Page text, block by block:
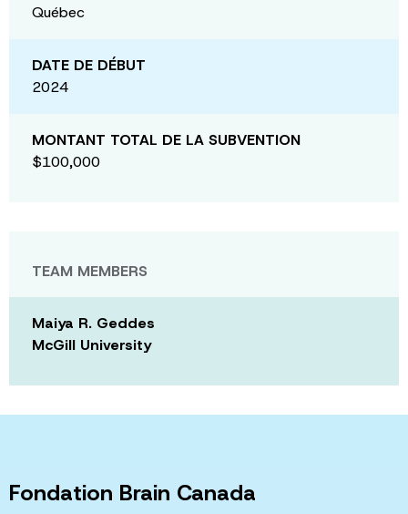
Québec
DATE DE DÉBUT
2024
MONTANT TOTAL DE LA SUBVENTION
$100,000
TEAM MEMBERS
Maiya R. Geddes
McGill University
Fondation Brain Canada